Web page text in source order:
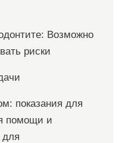
Возможно
риски
показания для
помощи и